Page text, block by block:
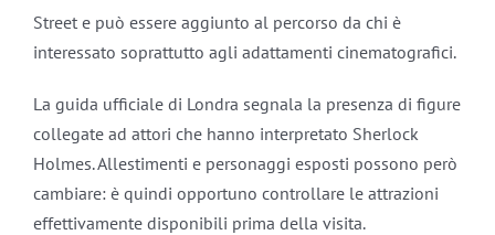
Street e può essere aggiunto al percorso da chi è
interessato soprattutto agli adattamenti cinematografici.
La guida ufficiale di Londra segnala la presenza di figure
collegate ad attori che hanno interpretato Sherlock
Holmes. Allestimenti e personaggi esposti possono però
cambiare: è quindi opportuno controllare le attrazioni
effettivamente disponibili prima della visita.